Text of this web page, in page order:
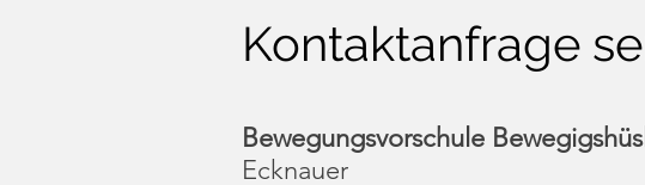
Kontaktanfrage
Bewegungsvorschule
Ecknauer